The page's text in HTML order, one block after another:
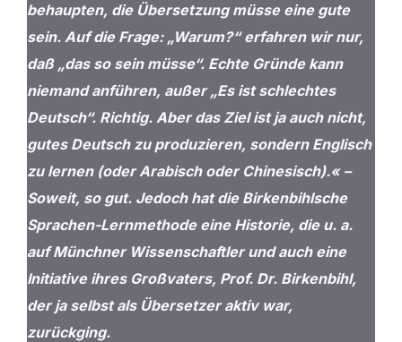
behaupten, die Übersetzung müsse eine gute
sein. Auf die Frage: „Warum?“ erfahren wir nur,
daß „das so sein müsse“. Echte Gründe kann
niemand anführen, außer „Es ist schlechtes
Deutsch“. Richtig. Aber das Ziel ist ja auch nicht,
gutes Deutsch zu produzieren, sondern Englisch
zu lernen (oder Arabisch oder Chinesisch).« –
Soweit, so gut. Jedoch hat die Birkenbihlsche
Sprachen-Lernmethode eine Historie, die u. a.
auf Münchner Wissenschaftler und auch eine
Initiative ihres Großvaters, Prof. Dr. Birkenbihl,
der ja selbst als Übersetzer aktiv war,
zurückging.